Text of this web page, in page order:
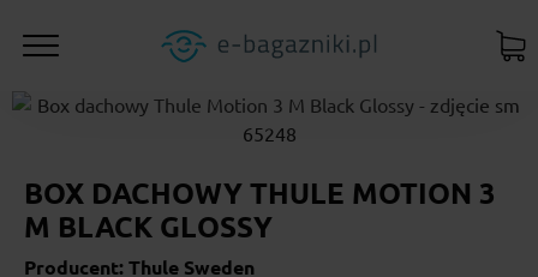
BOX DACHOWY THULE MOTION 3
M BLACK GLOSSY
Producent: Thule Sweden